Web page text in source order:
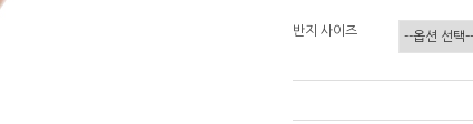
반지 사이즈